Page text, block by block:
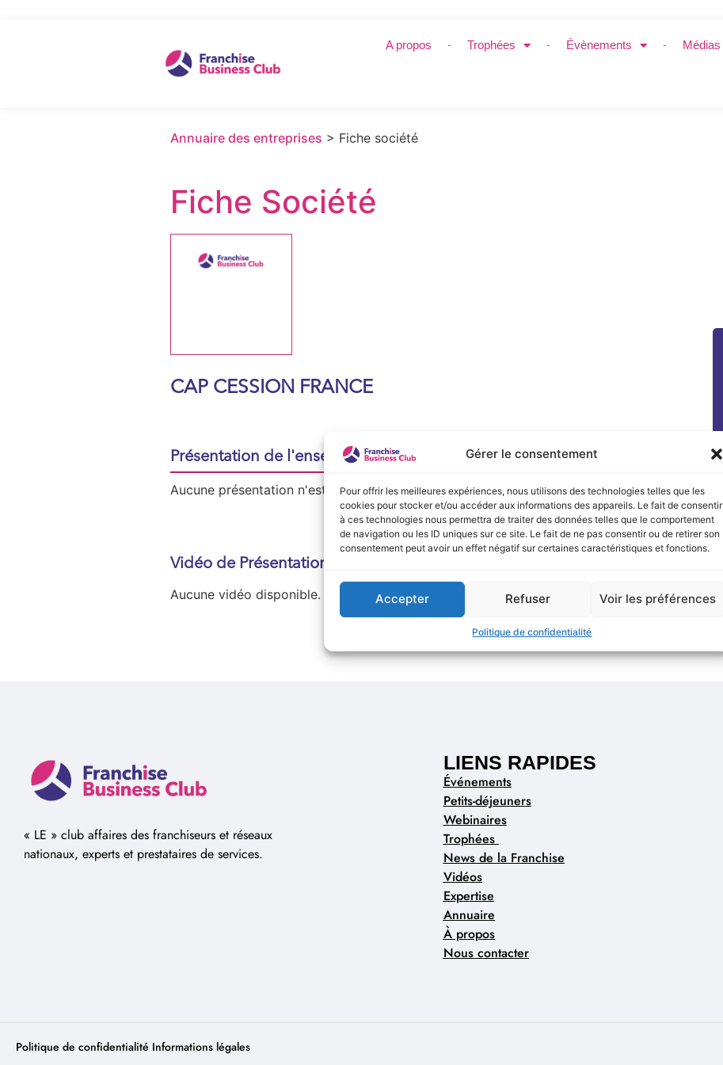
Gérer le consentement
Pour offrir les meilleures expériences, nous utilisons des technologies telles que les
cookies pour stocker et/ou accéder aux informations des appareils. Le fait de consentir
à ces technologies nous permettra de traiter des données telles que le comportement
de navigation ou les ID uniques sur ce site. Le fait de ne pas consentir ou de retirer son
consentement peut avoir un effet négatif sur certaines caractéristiques et fonctions.
Accepter Refuser Voir les préférences
Politique de confidentialité
A propos Trophées Évènements Médias
Annuaire des entreprises > Fiche société
Fiche Société
CAP CESSION FRANCE
Présentation de l'enseigne :
Aucune présentation n'est disponible actuellement !
Vidéo de Présentation
Aucune vidéo disponible.
« LE » club affaires des franchiseurs et réseaux
nationaux, experts et prestataires de services.
LIENS RAPIDES
Événements
Petits-déjeuners
Webinaires
Trophées
News de la Franchise
Vidéos
Expertise
Annuaire
À propos
Nous contacter
Politique de confidentialité Informations légales